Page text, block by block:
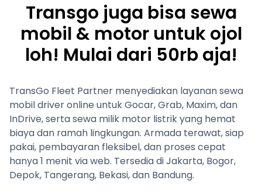
Transgo juga bisa sewa
mobil & motor untuk ojol
loh! Mulai dari 50rb aja!
TransGo Fleet Partner menyediakan layanan sewa
mobil driver online untuk Gocar, Grab, Maxim, dan
InDrive, serta sewa milik motor listrik yang hemat
biaya dan ramah lingkungan. Armada terawat, siap
pakai, pembayaran fleksibel, dan proses cepat
hanya 1 menit via web. Tersedia di Jakarta, Bogor,
Depok, Tangerang, Bekasi, dan Bandung.